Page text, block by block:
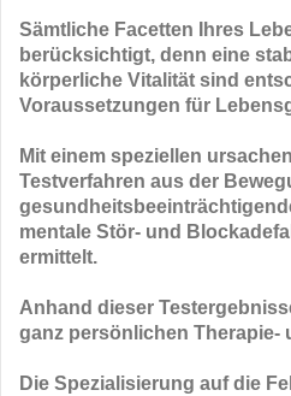
Sämtliche Facetten Ihres
berücksichtigt, denn eine
körperliche Vitalität sind
Voraussetzungen für
Mit einem speziellen
Testverfahren aus der
mentale Stör- und
ermittelt.
Anhand dieser
ganz persönlichen Therapie-
Die Spezialisierung auf die